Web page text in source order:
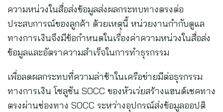
ความหน่วงในสื่อส่งข้อมูลส่งผลกระทบทางตรงต่อ
ประสบการณ์ของลูกค้า ด้วยเหตุนี้ หน่วยงานกำกับดูแล
ทางการเงินจึงมีข้อกำหนดในเรื่องค่าความหน่วงในสื่อส่ง
ข้อมูลและอัตราความสำเร็จในการทำธุรกรรม
เพื่อลดผลกระทบที่ความล่าช้าในเครือข่ายมีต่อธุรกรรม
ทางการเงิน โซลูชัน SOCC ของหัวเว่ยสร้างแฮนด์เชคทาง
ตรงผ่านช่องทาง SOCC ระหว่างอุปกรณ์ส่งข้อมูลออปติ